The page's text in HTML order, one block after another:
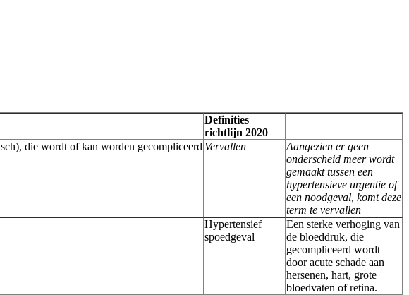
Definities
richtlijn 2020
die wordt of kan worden gecompliceerd Vervallen
Aangezien er geen
onderscheid meer wordt
gemaakt tussen een
hypertensieve urgentie of
een noodgeval, komt deze
term te vervallen
Hypertensief
spoedgeval
Een sterke verhoging van
de bloeddruk, die
gecompliceerd wordt
door acute schade aan
hersenen, hart, grote
bloedvaten of retina.